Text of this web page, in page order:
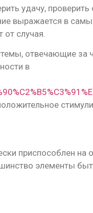
удачу, проверить
выражается в
от случая.
отвечающие за
в
приспособлен на
элементы